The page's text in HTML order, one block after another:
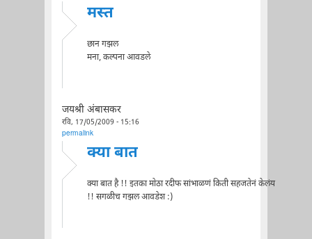
मस्त
छान गझल
मना, कल्पना आवडले
जयश्री अंबासकर
रवि, 17/05/2009 - 15:16
permalink
क्या बात
क्या बात है !! इतका मोठा रदीफ सांभाळणं किती सहजतेनं केलंय
!! सगळीच गझल आवडेश :)